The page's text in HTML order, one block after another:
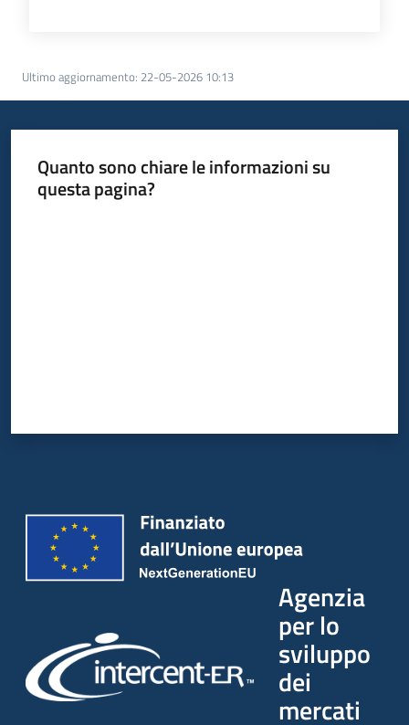
Ultimo aggiornamento: 22-05-2026 10:13
Quanto sono chiare le informazioni su
questa pagina?
Agenzia
per lo
sviluppo
dei
mercati